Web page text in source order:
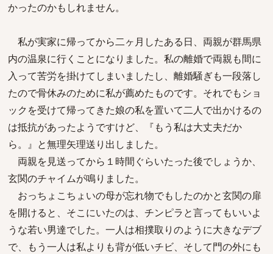
かったのかもしれません。
私が実家に帰ってから二ヶ月したある日、両親が群馬県
内の温泉に行くことになりました。私の離婚で両親も間に
入って苦労を掛けてしまいましたし、離婚騒ぎも一段落し
たので骨休みのために私が薦めたものです。それでもショ
ックを受けて帰ってきた娘の私を置いて二人で出かけるの
は抵抗があったようですけど、『もう私は大丈夫だか
ら。』と無理矢理送り出しました。
両親を見送ってから１時間ぐらいたった後でしょうか、
玄関のチャイムが鳴りました。
おっちょこちょいの母が忘れ物でもしたのかと玄関の扉
を開けると、そこにいたのは、チンピラと言ってもいいよ
うな若い男達でした。一人は相撲取りのように大きなデブ
で、もう一人は私よりも背が低いチビ、そして門の外にも